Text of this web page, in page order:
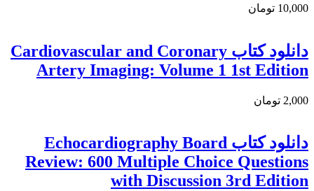
10,000 تومان
دانلود كتاب Cardiovascular and Coronary
Artery Imaging: Volume 1 1st Edition
2,000 تومان
دانلود کتاب Echocardiography Board
Review: 600 Multiple Choice Questions
with Discussion 3rd Edition